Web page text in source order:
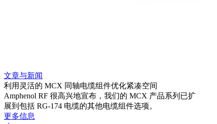
文章与新闻
利用灵活的 MCX 同轴电缆组件优化紧凑空间
Amphenol RF 很高兴地宣布，我们的 MCX 产品系列已扩
展到包括 RG-174 电缆的其他电缆组件选项。
更多信息